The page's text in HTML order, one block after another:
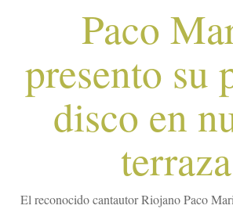
Paco
presento su
disco en
terraza
El reconocido cantautor Riojano Paco